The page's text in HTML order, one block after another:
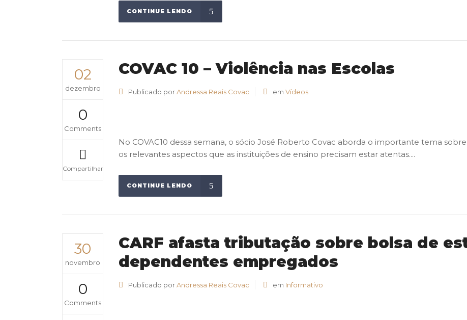
CONTINUE LENDO
02
dezembro
0
Comments
Compartilhar
COVAC 10 – Violência nas Escolas
Publicado porAndressa Reais Covac em Vídeos
No COVAC10 dessa semana, o sócio José Roberto Covac aborda o importante tema
os relevantes aspectos que as instituições de ensino precisam estar atentas....
CONTINUE LENDO
30
novembro
0
Comments
CARF afasta tributação sobre bolsa de
dependentes empregados
Publicado porAndressa Reais Covac em Informativo